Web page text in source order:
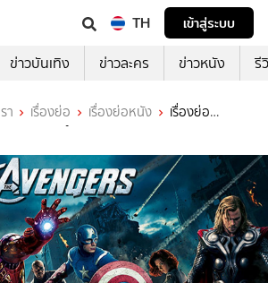
TH
เข้าสู่ระบบ
ข่าวบันเทิง ข่าวละคร ข่าวหนัง รี
า เรื่องย่อ เรื่องย่อหนัง
เรื่องย่อ
ดิ อเวนเจอร์ส